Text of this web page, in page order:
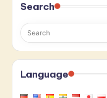
Search
Language